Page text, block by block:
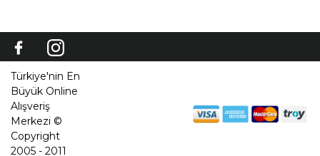
Türkiye'nin En
Büyük Online
Alışveriş
Merkezi ©
Copyright
2005 - 2011